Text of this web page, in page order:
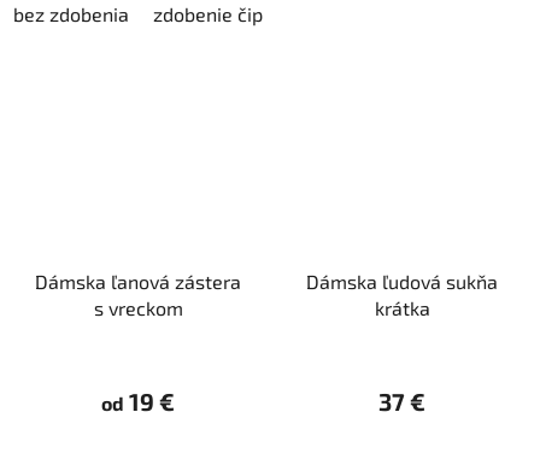
bez zdobenia zdobenie čipkou
Dámska ľanová zástera
s vreckom
od 19 €
Dámska ľudová sukňa
krátka
37 €